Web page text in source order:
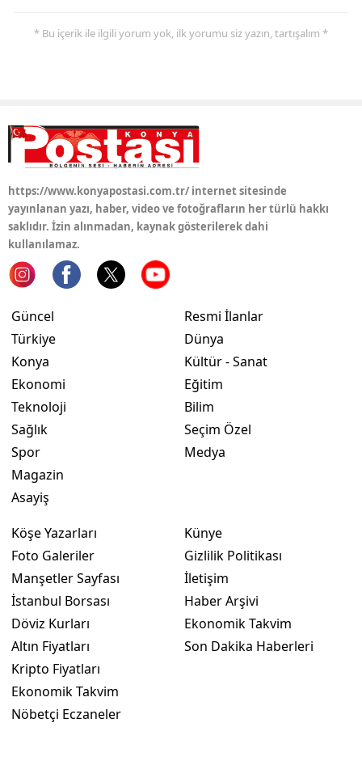
Sakarya
Tekirdağ
Tokat
Uşak
Yozgat
Karaman
Kırıkkale
Batman
* Bu içerik ile ilgili yorum yok, ilk yorumu siz yazın, tartışalım *
https://www.konyapostasi.com.tr/ internet sitesinde
yayınlanan yazı, haber, video ve fotoğrafların her türlü hakkı
saklıdır. İzin alınmadan, kaynak gösterilerek dahi
kullanılamaz.
Güncel
Türkiye
Konya
Ekonomi
Teknoloji
Sağlık
Spor
Magazin
Asayiş
Resmi İlanlar
Dünya
Kültür - Sanat
Eğitim
Bilim
Seçim Özel
Medya
Köşe Yazarları
Foto Galeriler
Manşetler Sayfası
İstanbul Borsası
Döviz Kurları
Altın Fiyatları
Kripto Fiyatları
Ekonomik Takvim
Nöbetçi Eczaneler
Künye
Gizlilik Politikası
İletişim
Haber Arşivi
Ekonomik Takvim
Son Dakika Haberleri